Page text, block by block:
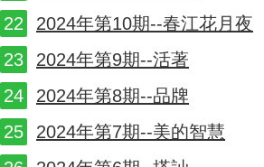
2024年第10期--春江花月夜
2024年第9期--活著
2024年第8期--品牌
2024年第7期--美的智慧